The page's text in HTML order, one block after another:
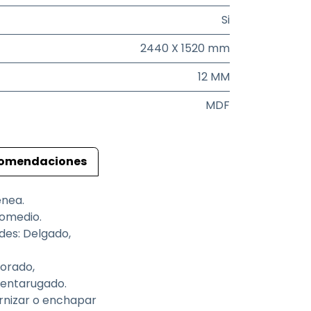
Si
2440 X 1520 mm
12 MM
MDF
Delgado,
o enchapar